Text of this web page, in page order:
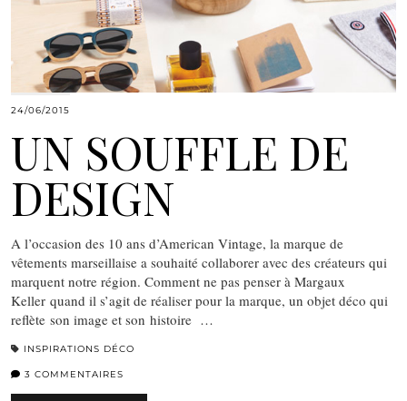
24/06/2015
UN SOUFFLE DE
DESIGN
A l’occasion des 10 ans d’American Vintage, la marque de
vêtements marseillaise a souhaité collaborer avec des créateurs qui
marquent notre région. Comment ne pas penser à Margaux
Keller quand il s’agit de réaliser pour la marque, un objet déco qui
reflète son image et son histoire …
INSPIRATIONS DÉCO
3 COMMENTAIRES